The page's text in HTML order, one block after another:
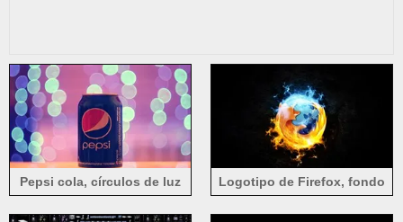
Pepsi cola, círculos de luz
Logotipo de Firefox, fondo